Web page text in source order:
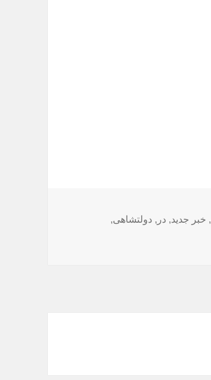
, خبر جدید, در , دولتشاهی,